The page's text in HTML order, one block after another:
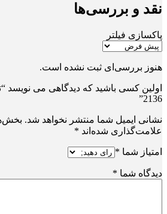
نقد و بررسی‌ها
پاکسازی فیلتر
هنوز بررسی‌ای ثبت نشده است.
اولین کسی باشید که دیدگاهی می نویسد
2136”
نشانی ایمیل شما منتشر نخواهد شد.
علامت‌گذاری شده‌اند *
امتیاز شما *
دیدگاه شما *